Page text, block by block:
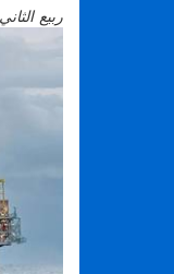
4 ربيع الثاني